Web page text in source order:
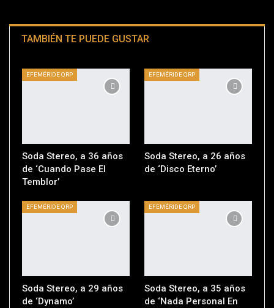
TAMBIÉN TE PUEDE GUSTAR
EFEMÉRIDE QRP
Soda Stereo, a 36 años
de ‘Cuando Pase El
Temblor’
EFEMÉRIDE QRP
Soda Stereo, a 26 años
de ‘Disco Eterno’
EFEMÉRIDE QRP
Soda Stereo, a 29 años
de ‘Dynamo’
EFEMÉRIDE QRP
Soda Stereo, a 35 años
de ‘Nada Personal En